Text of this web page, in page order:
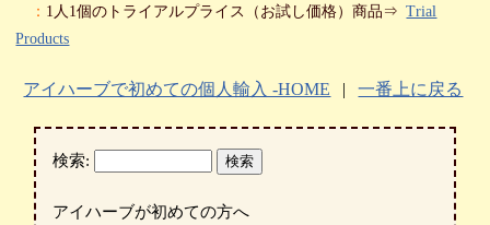
： 1人1個のトライアルプライス（お試し価格）商品⇒ Trial
Products
アイハーブで初めての個人輸入 -HOME | 一番上に戻る
検索:
アイハーブが初めての方へ